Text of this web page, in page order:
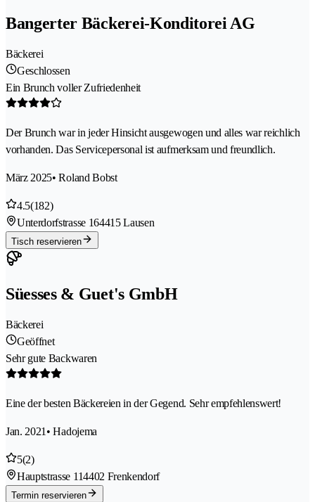
Bangerter Bäckerei-Konditorei AG
Bäckerei
Geschlossen
Ein Brunch voller Zufriedenheit
Der Brunch war in jeder Hinsicht ausgewogen und alles war reichlich
vorhanden. Das Servicepersonal ist aufmerksam und freundlich.
März 2025• Roland Bobst
4.5(182)
Unterdorfstrasse 164415 Lausen
Tisch reservieren
Süesses & Guet's GmbH
Bäckerei
Geöffnet
Sehr gute Backwaren
Eine der besten Bäckereien in der Gegend. Sehr empfehlenswert!
Jan. 2021 • Hadojema
5(2)
Hauptstrasse 114402 Frenkendorf
Termin reservieren